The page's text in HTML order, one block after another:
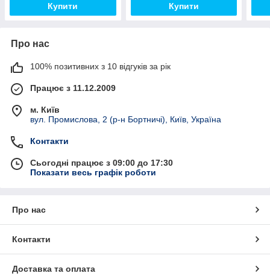
Купити Купити
Про нас
100% позитивних з 10 відгуків за рік
Працює з 11.12.2009
м. Київ
вул. Промислова, 2 (р-н Бортничі), Київ, Україна
Контакти
Сьогодні працює з 09:00 до 17:30
Показати весь графік роботи
Про нас
Контакти
Доставка та оплата